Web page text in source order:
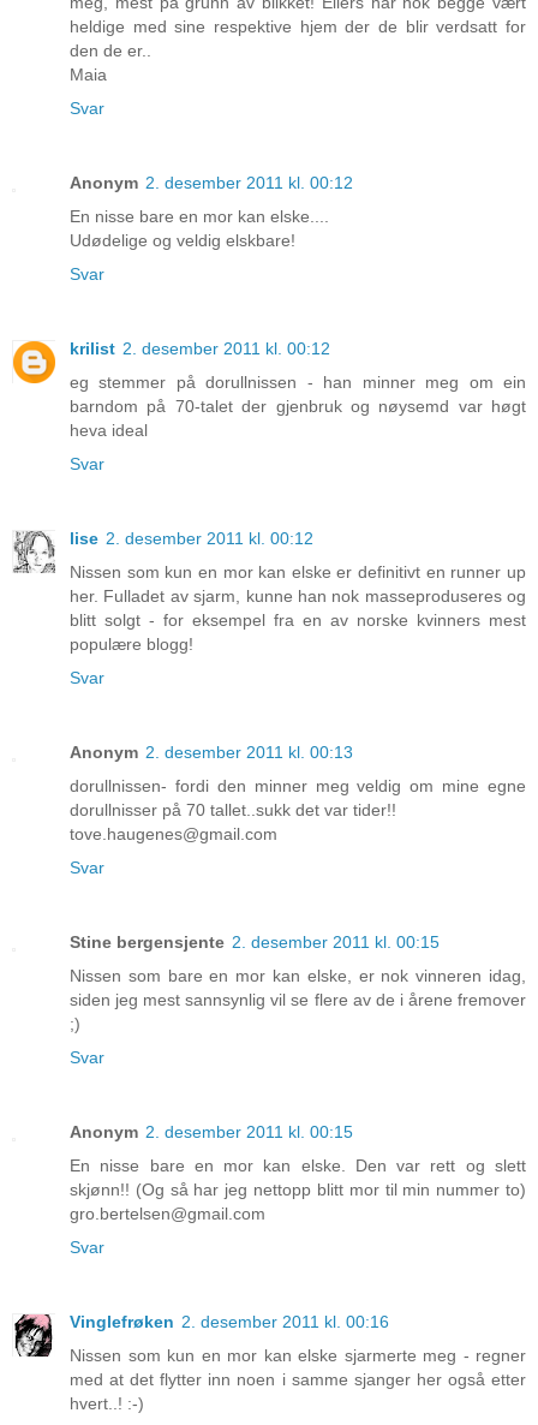
heldige med sine respektive hjem der de blir verdsatt for
den de er..
Maia
Svar
Anonym 2. desember 2011 kl. 00:12
En nisse bare en mor kan elske....
Udødelige og veldig elskbare!
Svar
krilist 2. desember 2011 kl. 00:12
eg stemmer på dorullnissen - han minner meg om ein
barndom på 70-talet der gjenbruk og nøysemd var høgt
heva ideal
Svar
lise 2. desember 2011 kl. 00:12
Nissen som kun en mor kan elske er definitivt en runner up
her. Fulladet av sjarm, kunne han nok masseproduseres og
blitt solgt - for eksempel fra en av norske kvinners mest
populære blogg!
Svar
Anonym 2. desember 2011 kl. 00:13
dorullnissen- fordi den minner meg veldig om mine egne
dorullnisser på 70 tallet..sukk det var tider!!
tove.haugenes@gmail.com
Svar
Stine bergensjente 2. desember 2011 kl. 00:15
Nissen som bare en mor kan elske, er nok vinneren idag,
siden jeg mest sannsynlig vil se flere av de i årene fremover
;)
Svar
Anonym 2. desember 2011 kl. 00:15
En nisse bare en mor kan elske. Den var rett og slett
skjønn!! (Og så har jeg nettopp blitt mor til min nummer to)
gro.bertelsen@gmail.com
Svar
Vinglefrøken 2. desember 2011 kl. 00:16
Nissen som kun en mor kan elske sjarmerte meg - regner
med at det flytter inn noen i samme sjanger her også etter
hvert..! :-)